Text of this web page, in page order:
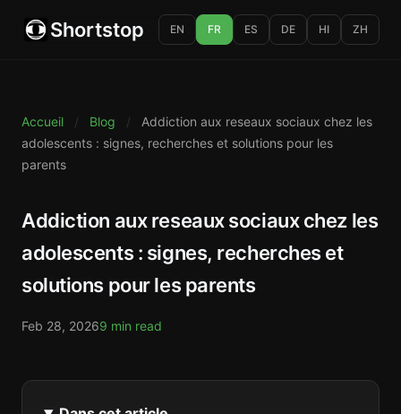
Shortstop EN FR ES DE HI ZH
Accueil / Blog /
Addiction aux reseaux sociaux chez les
adolescents : signes, recherches et solutions pour les
parents
Addiction aux reseaux sociaux chez les
adolescents : signes, recherches et
solutions pour les parents
Feb 28, 20269 min read